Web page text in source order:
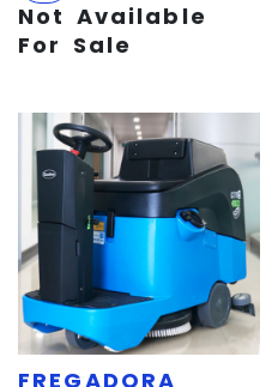
Not Available
For Sale
FREGADORA